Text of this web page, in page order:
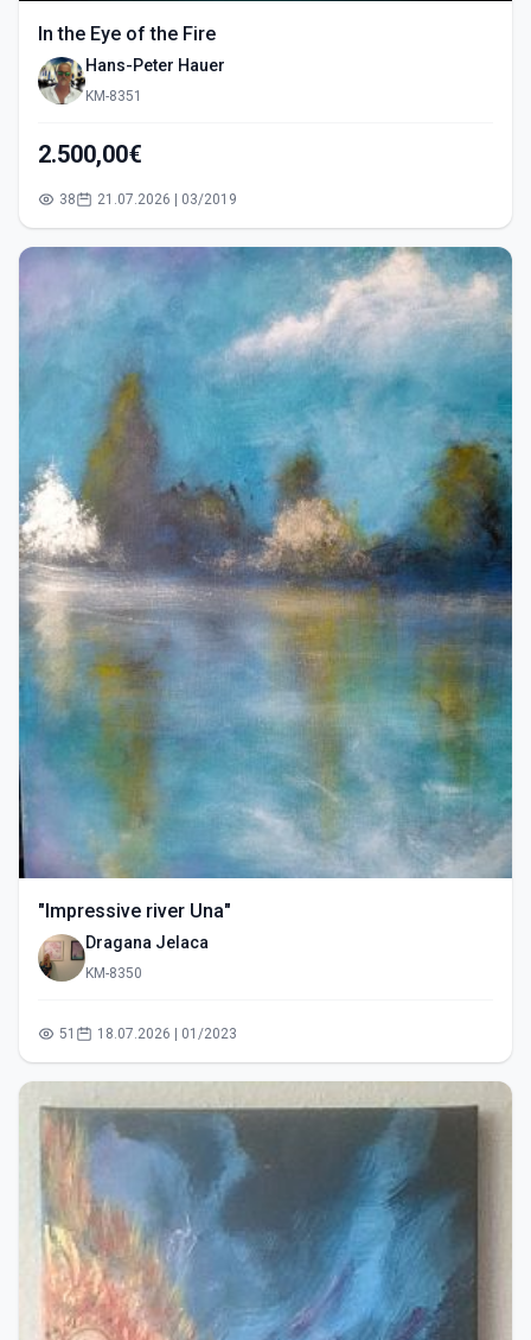
In the Eye of the Fire
Hans-Peter Hauer
KM-8351
2.500,00€
38 21.07.2026 | 03/2019
"Impressive river Una"
Dragana Jelaca
KM-8350
51 18.07.2026 | 01/2023